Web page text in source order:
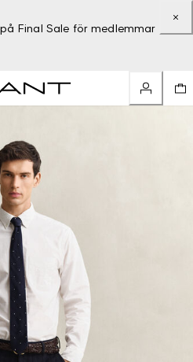
Final Sale för medlemmar